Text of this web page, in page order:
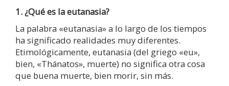
1. ¿Qué es la eutanasia?
La palabra «eutanasia» a lo largo de los tiempos
ha significado realidades muy diferentes.
Etimológicamente, eutanasia (del griego «eu»,
bien, «Thánatos», muerte) no significa otra cosa
que buena muerte, bien morir, sin más.